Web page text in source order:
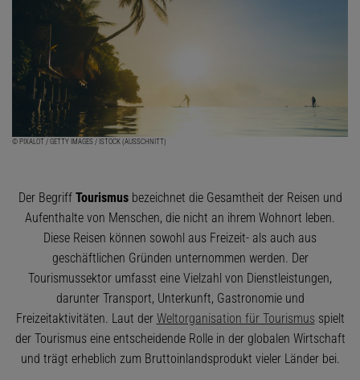
© PIXALOT / GETTY IMAGES / ISTOCK (AUSSCHNITT)
Der Begriff Tourismusbezeichnet die Gesamtheit der Reisen und
Aufenthalte von Menschen, die nicht an ihrem Wohnort leben.
Diese Reisen können sowohl aus Freizeit- als auch aus
geschäftlichen Gründen unternommen werden. Der
Tourismussektor umfasst eine Vielzahl von Dienstleistungen,
darunter Transport, Unterkunft, Gastronomie und
Freizeitaktivitäten. Laut der Weltorganisation für Tourismusspielt
der Tourismus eine entscheidende Rolle in der globalen Wirtschaft
und trägt erheblich zum Bruttoinlandsprodukt vieler Länder bei.